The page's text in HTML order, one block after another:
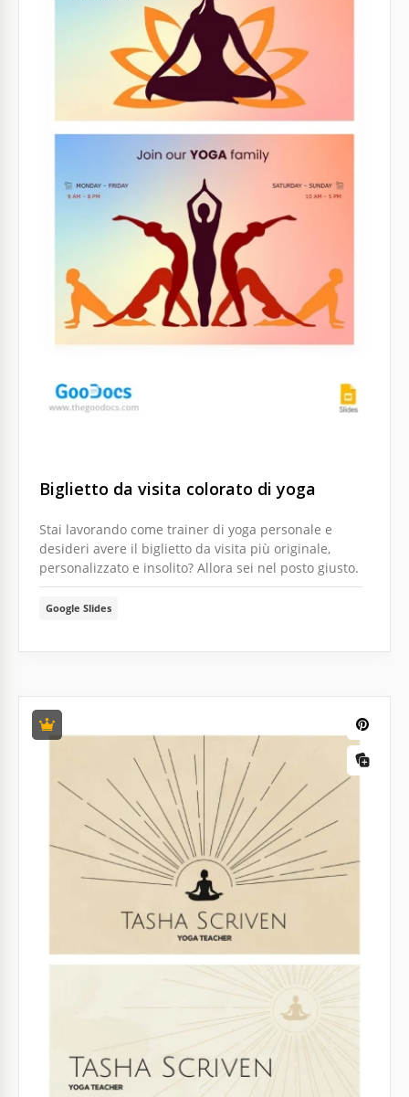
Biglietto da visita colorato di yoga
Stai lavorando come trainer di yoga personale e
desideri avere il biglietto da visita più originale,
personalizzato e insolito? Allora sei nel posto giusto.
Google Slides